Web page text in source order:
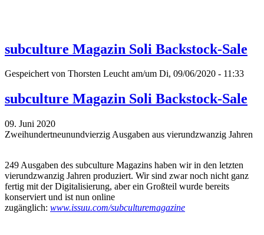
subculture Magazin Soli Backstock-Sale
Gespeichert von Thorsten Leuchtam/um Di, 09/06/2020 - 11:33
subculture Magazin Soli Backstock-Sale
09. Juni 2020
Zweihundertneunundvierzig Ausgaben aus vierundzwanzig Jahren
249 Ausgaben des subculture Magazins haben wir in den letzten
vierundzwanzig Jahren produziert. Wir sind zwar noch nicht ganz
fertig mit der Digitalisierung, aber ein Großteil wurde bereits
konserviert und ist nun online
zugänglich: www.issuu.com/subculturemagazine